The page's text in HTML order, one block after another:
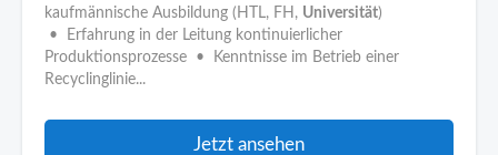
kaufmännische Ausbildung (HTL, FH, Universität)
• Erfahrung in der Leitung kontinuierlicher
Produktionsprozesse • Kenntnisse im Betrieb einer
Recyclinglinie...
Jetzt ansehen